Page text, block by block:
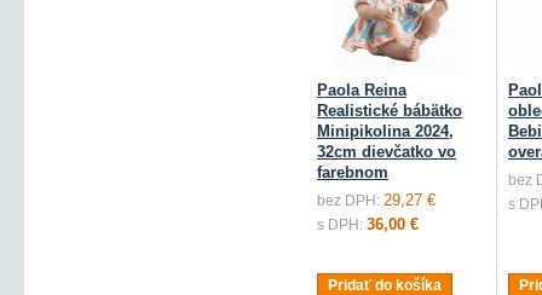
Paola Reina
Realistické bábätko
Minipikolina 2024,
32cm dievčatko vo
farebnom
bez DPH: 29,27 €
s DPH: 36,00 €
Pridať do košíka
bez
s